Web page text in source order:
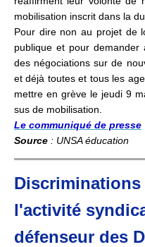
mobi­li­sa­tion ins­crit dans la
Pour dire non au projet de
publi­que et pour deman­der
des négo­cia­tions sur de
et déjà toutes et tous les
mettre en grève le jeudi 9
sus de mobi­li­sa­tion.
Le communiqué de presse
Source : UNSA éducation
Discriminations
l'activité
défenseur des